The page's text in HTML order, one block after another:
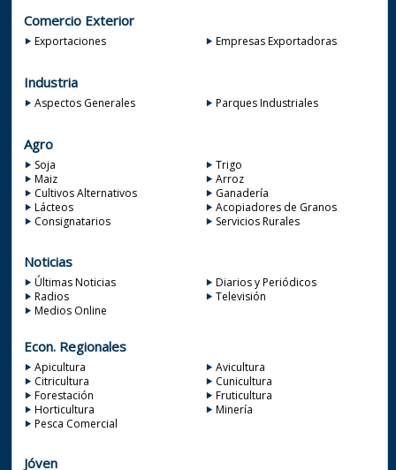
Comercio Exterior
Exportaciones Empresas Exportadoras
Industria
Aspectos Generales Parques Industriales
Agro
Soja
Trigo
Maiz
Arroz
Cultivos Alternativos
Ganadería
Lácteos
Acopiadores de Granos
Consignatarios
Servicios Rurales
Noticias
Últimas Noticias
Diarios y Periódicos
Radios
Televisión
Medios Online
Econ. Regionales
Apicultura
Avicultura
Citricultura
Cunicultura
Forestación
Fruticultura
Horticultura
Minería
Pesca Comercial
Jóven